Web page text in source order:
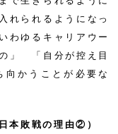
れられるようになっ
わゆるキャリアウー
」 「自分が控え目
かうことが必要な
本敗戦の理由②）